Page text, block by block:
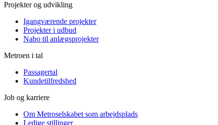
Projekter og udvikling
Igangværende projekter
Projekter i udbud
Nabo til anlægsprojekter
Metroen i tal
Passagertal
Kundetilfredshed
Job og karriere
Om Metroselskabet som arbejdsplads
Ledige stillinger